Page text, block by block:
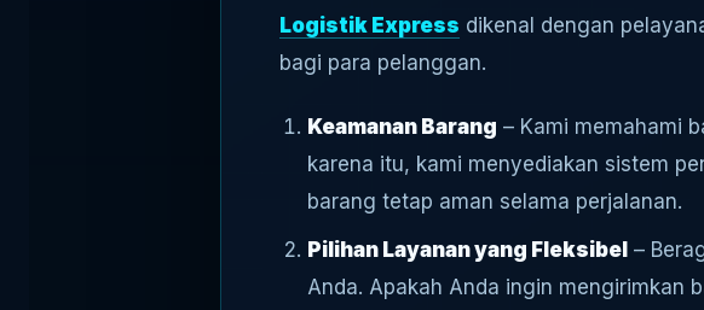
Logistik Express dikenal dengan
bagi para pelanggan.
Keamanan Barang – Kami memahami
karena itu, kami menyediakan sistem
barang tetap aman selama perjalanan.
Pilihan Layanan yang Fleksibel–
Anda. Apakah Anda ingin mengirimkan